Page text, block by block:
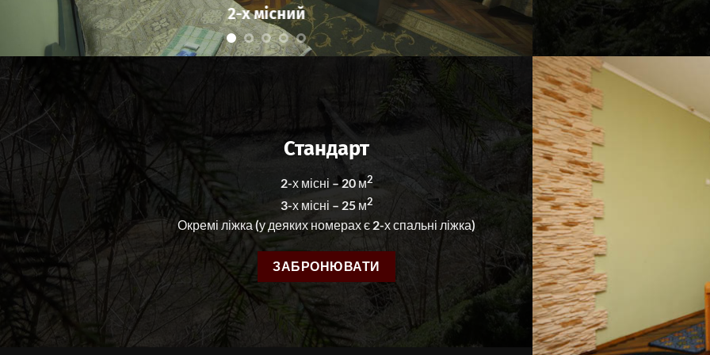
2-х місний
Стандарт
2-х місні – 20 м2
3-х місні – 25 м2
Окремі ліжка (у деяких номерах є 2-х спальні ліжка)
ЗАБРОНЮВАТИ